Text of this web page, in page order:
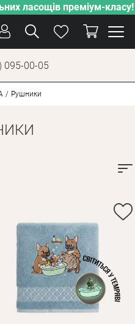
ласощів преміум-класу!
095-00-05
КОТІВ
Рушники